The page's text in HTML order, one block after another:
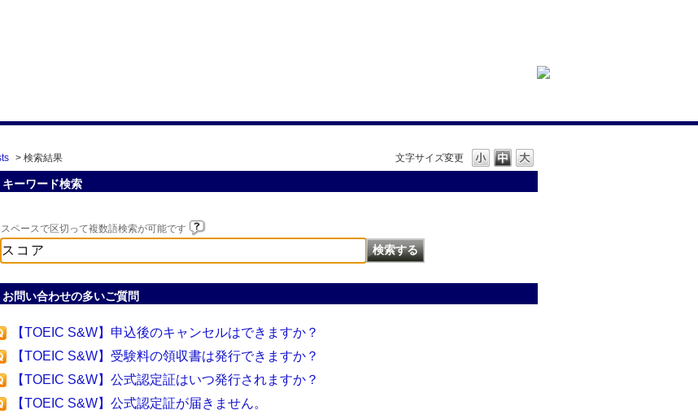
文字サイズ変更
> 検索結果
キーワード検索
スペースで区切って複数語検索が可能です
お問い合わせの多いご質問
【TOEIC S&W】申込後のキャンセルはできますか？
【TOEIC S&W】受験料の領収書は発行できますか？
【TOEIC S&W】公式認定証はいつ発行されますか？
【TOEIC S&W】公式認定証が届きません。